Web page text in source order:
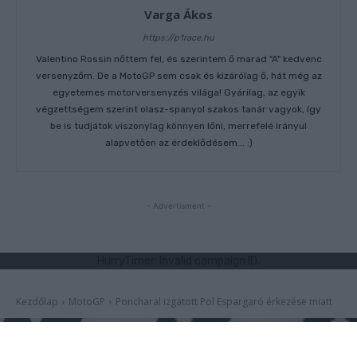
Varga Ákos
https://p1race.hu
Valentino Rossin nőttem fel, és szerintem ő marad "A" kedvenc
versenyzőm. De a MotoGP sem csak és kizárólag ő, hát még az
egyetemes motorversenyzés világa! Gyárilag, az egyik
végzettségem szerint olasz-spanyol szakos tanár vagyok, így
be is tudjátok viszonylag könnyen lőni, merrefelé irányul
alapvetően az érdeklődésem... :)
- Advertisment -